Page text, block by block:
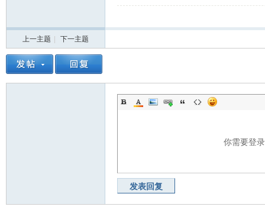
上一主题 下一主题
你需要登
发表回复